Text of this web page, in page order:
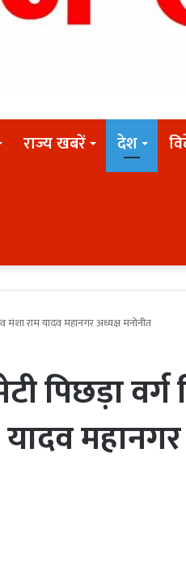
राज्य खबरें देश
मंशा राम यादव महानगर अध्यक्ष मनोनीत
पिछड़ा वर्ग